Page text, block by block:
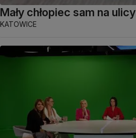
Mały chłopiec sam na ulicy
KATOWICE